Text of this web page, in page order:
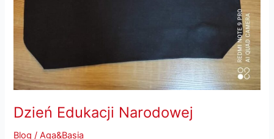
Dzień Edukacji Narodowej
Blog /Aga&Basia